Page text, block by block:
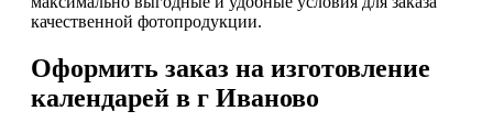
качественной фотопродукции.
Оформить заказ на изготовление
календарей в г Иваново